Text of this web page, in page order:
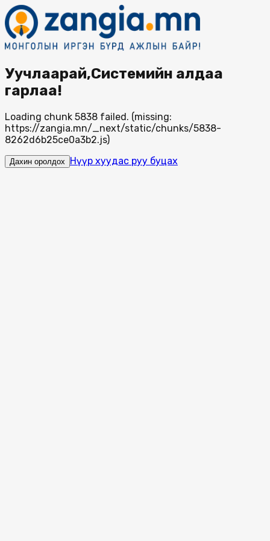
Уучлаарай,Системийн алдаа
гарлаа!
Loading chunk 5838 failed. (missing:
https://zangia.mn/_next/static/chunks/5838-
8262d6b25ce0a3b2.js)
Дахин оролдох Нүүр хуудас руу буцах